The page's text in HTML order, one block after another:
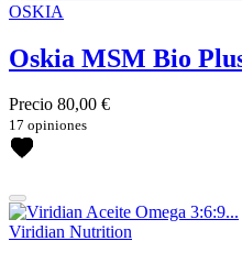
Limpiar
Marcas
Coola
Ere Perez
OSKIA
Oskia MSM Bio
Precio 80,00 €
17 opiniones
Viridian Nutrition